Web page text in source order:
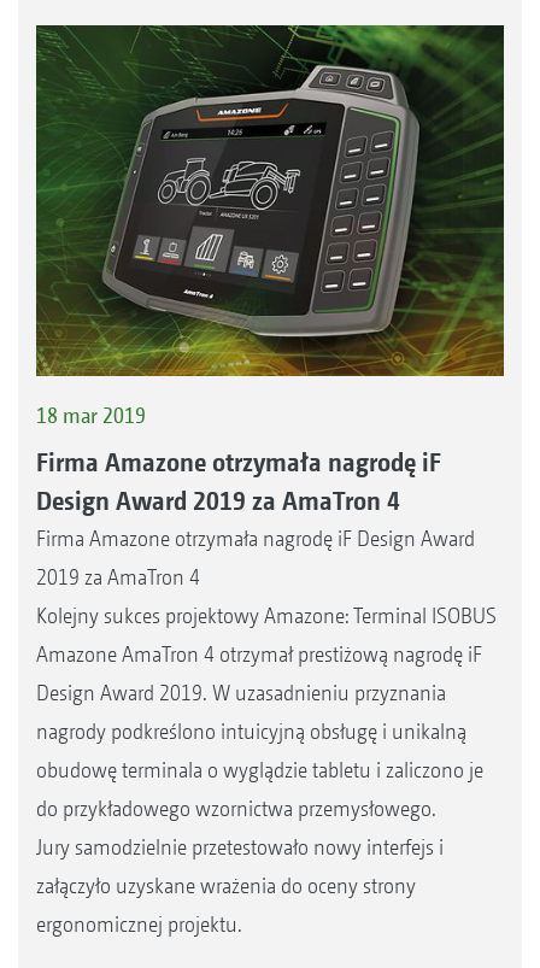
18 mar 2019
Firma Amazone otrzymała nagrodę iF
Design Award 2019 za AmaTron 4
Firma Amazone otrzymała nagrodę iF Design Award
2019 za AmaTron 4
Kolejny sukces projektowy Amazone: Terminal ISOBUS
Amazone AmaTron 4 otrzymał prestiżową nagrodę iF
Design Award 2019. W uzasadnieniu przyznania
nagrody podkreślono intuicyjną obsługę i unikalną
obudowę terminala o wyglądzie tabletu i zaliczono je
do przykładowego wzornictwa przemysłowego.
Jury samodzielnie przetestowało nowy interfejs i
załączyło uzyskane wrażenia do oceny strony
ergonomicznej projektu.